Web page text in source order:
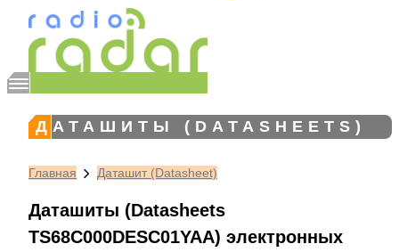
ДАТАШИТЫ (DATASHEETS)
Главная Даташит (Datasheet)
Даташиты (Datasheets
TS68C000DESC01YAA) электронных